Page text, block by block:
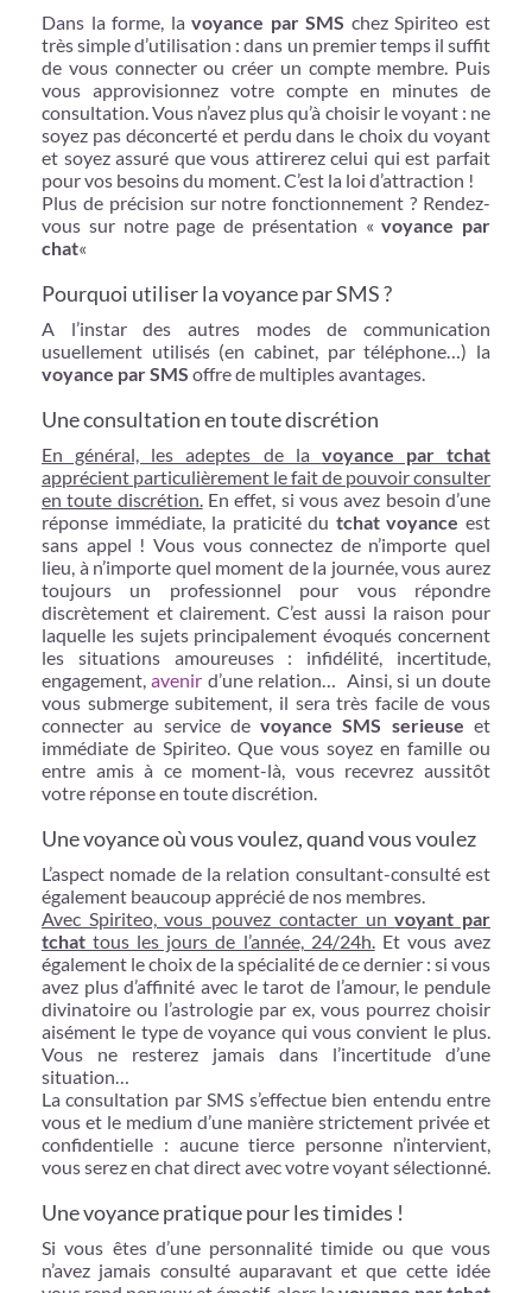
Dans la forme, lavoyance par SMS chez Spiriteo est
très simple d’utilisation : dans un premier temps il suffit
de vous connecter ou créer un compte membre. Puis
vous approvisionnez votre compte en minutes de
consultation. Vous n’avez plus qu’à choisir le voyant : ne
soyez pas déconcerté et perdu dans le choix du voyant
et soyez assuré que vous attirerez celui qui est parfait
pour vos besoins du moment. C’est la loi d’attraction !
Plus de précision sur notre fonctionnement ? Rendez-
vous sur notre page de présentation «voyance par
chat«
Pourquoi utiliser la voyance par SMS ?
A l’instar des autres modes de communication
usuellement utilisés (en cabinet, par téléphone…) la
voyance par SMS offre de multiples avantages.
Une consultation en toute discrétion
En général, les adeptes de la voyance par tchat
apprécient particulièrement le fait de pouvoir consulter
en toute discrétion.En effet, si vous avez besoin d’une
réponse immédiate, la praticité du tchat voyance est
sans appel ! Vous vous connectez de n’importe quel
lieu, à n’importe quel moment de la journée, vous aurez
toujours un professionnel pour vous répondre
discrètement et clairement. C’est aussi la raison pour
laquelle les sujets principalement évoqués concernent
les situations amoureuses : infidélité, incertitude,
engagement,avenir d’une relation… Ainsi, si un doute
vous submerge subitement, il sera très facile de vous
connecter au service devoyance SMS serieuse et
immédiate de Spiriteo. Que vous soyez en famille ou
entre amis à ce moment-là, vous recevrez aussitôt
votre réponse en toute discrétion.
Une voyance où vous voulez, quand vous voulez
L’aspect nomade de la relation consultant-consulté est
également beaucoup apprécié de nos membres.
Avec Spiriteo, vous pouvez contacter unvoyant par
tchat tous les jours de l’année, 24/24h.Et vous avez
également le choix de la spécialité de ce dernier : si vous
avez plus d’affinité avec le tarot de l’amour, le pendule
divinatoire ou l’astrologie par ex, vous pourrez choisir
aisément le type de voyance qui vous convient le plus.
Vous ne resterez jamais dans l’incertitude d’une
situation…
La consultation par SMS s’effectue bien entendu entre
vous et le medium d’une manière strictement privée et
confidentielle : aucune tierce personne n’intervient,
vous serez en chat direct avec votre voyant sélectionné.
Une voyance pratique pour les timides !
Si vous êtes d’une personnalité timide ou que vous
n’avez jamais consulté auparavant et que cette idée